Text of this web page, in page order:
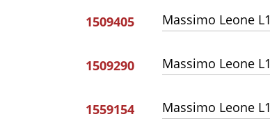
1509405 Massimo Leone L1
1509290 Massimo Leone L1
1559154 Massimo Leone L1